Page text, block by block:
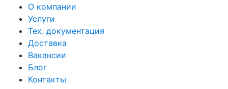
О компании
Услуги
Тех. документация
Доставка
Вакансии
Блог
Контакты